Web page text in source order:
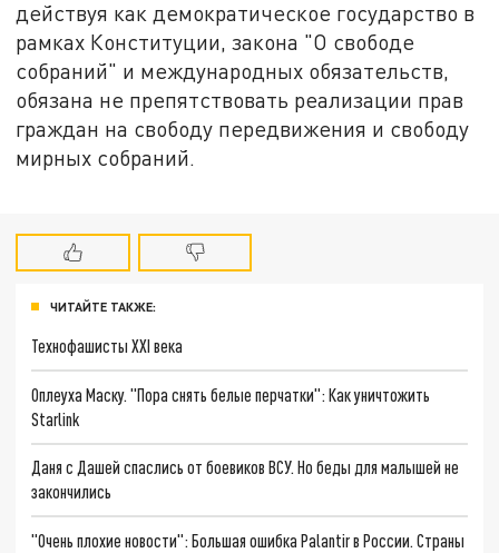
действуя как демократическое государство в
рамках Конституции, закона "О свободе
собраний" и международных обязательств,
обязана не препятствовать реализации прав
граждан на свободу передвижения и свободу
мирных собраний.
ЧИТАЙТЕ ТАКЖЕ:
Технофашисты XXI века
Оплеуха Маску. "Пора снять белые перчатки": Как уничтожить
Starlink
Даня с Дашей спаслись от боевиков ВСУ. Но беды для малышей не
закончились
"Очень плохие новости": Большая ошибка Palantir в России. Страны